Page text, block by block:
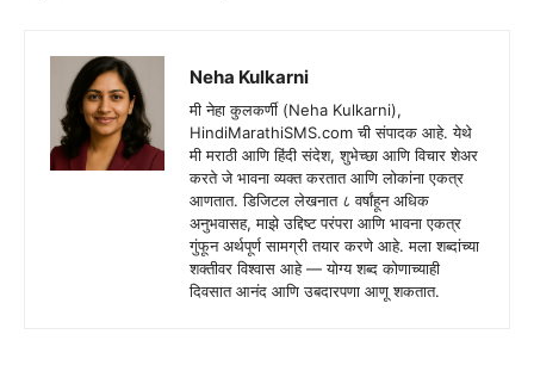
Neha Kulkarni
मी नेहा कुलकर्णी (Neha Kulkarni),
HindiMarathiSMS.com ची संपादक आहे. येथे
मी मराठी आणि हिंदी संदेश, शुभेच्छा आणि विचार शेअर
करते जे भावना व्यक्त करतात आणि लोकांना एकत्र
आणतात. डिजिटल लेखनात ८ वर्षांहून अधिक
अनुभवासह, माझे उद्दिष्ट परंपरा आणि भावना एकत्र
गुंफून अर्थपूर्ण सामग्री तयार करणे आहे. मला शब्दांच्या
शक्तीवर विश्वास आहे — योग्य शब्द कोणाच्याही
दिवसात आनंद आणि उबदारपणा आणू शकतात.